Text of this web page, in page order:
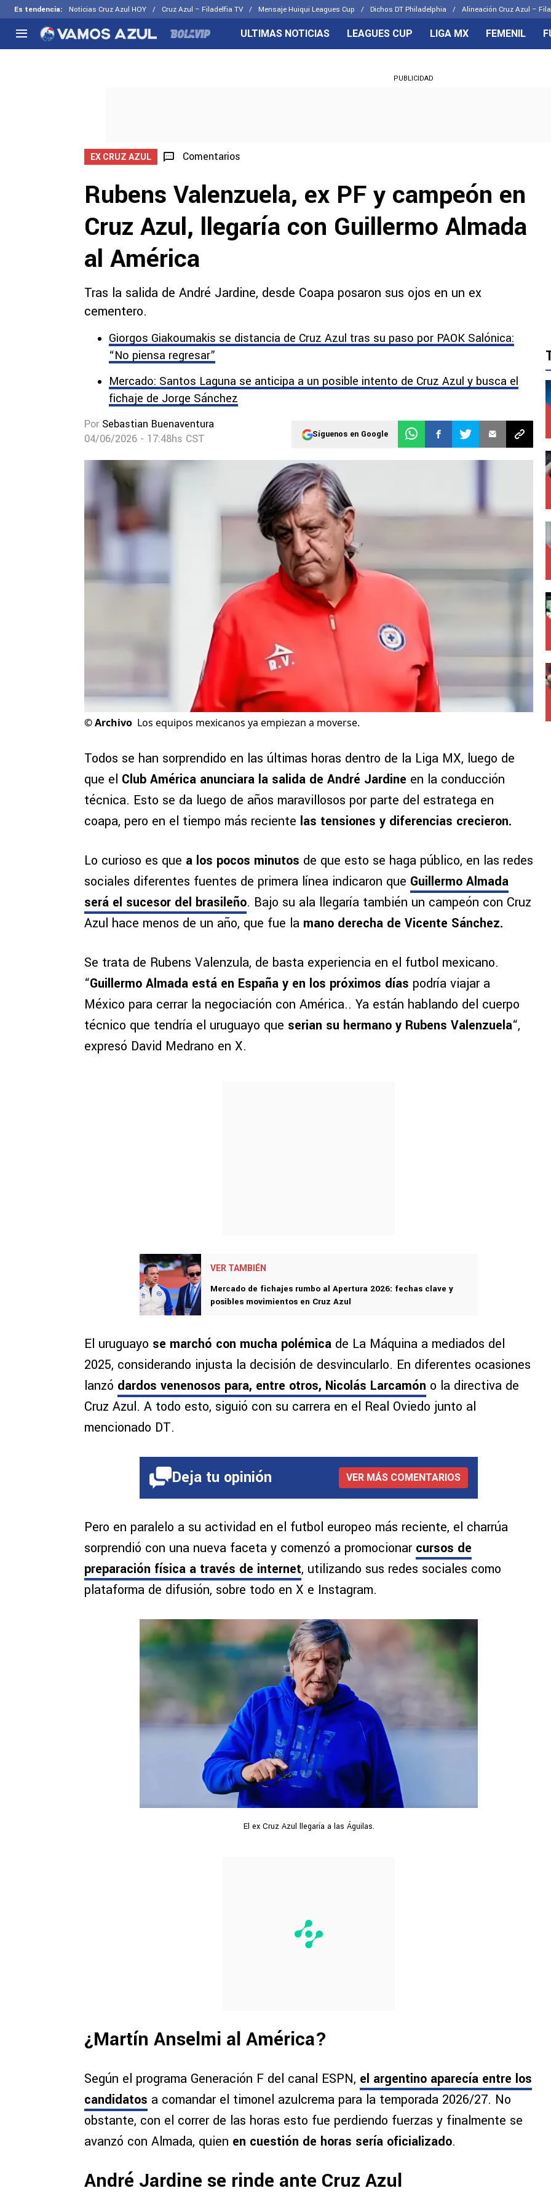
Es tendencia: Noticias Cruz Azul HOY Cruz Azul – Filadelfia TV Mensaje Huiqui Leagues Cup Dichos DT Philadelphia Alineación Cruz Azul –
Selección Mexicana
CELESTES
ULTIMAS NOTICIAS LEAGUES CUP LIGA MX FEMENIL
PUBLICIDAD
EX CRUZ AZUL Comentarios
Rubens Valenzuela, ex PF y campeón en
Cruz Azul, llegaría con Guillermo Almada
al América
Tras la salida de André Jardine, desde Coapa posaron sus ojos en un ex
cementero.
Giorgos Giakoumakis se distancia de Cruz Azul tras su paso por PAOK Salónica:
“No piensa regresar”
Mercado: Santos Laguna se anticipa a un posible intento de Cruz Azul y busca el
fichaje de Jorge Sánchez
Por Sebastian Buenaventura
04/06/2026 - 17:48hs CST
Síguenos en Google
©Archivo Los equipos mexicanos ya empiezan a moverse.
Todos se han sorprendido en las últimas horas dentro de la Liga MX, luego de
que el Club América anunciara la salida de André Jardine en la conducción
técnica. Esto se da luego de años maravillosos por parte del estratega en
coapa, pero en el tiempo más reciente las tensiones y diferencias crecieron.
Lo curioso es que a los pocos minutos de que esto se haga público, en las redes
sociales diferentes fuentes de primera línea indicaron que Guillermo Almada
será el sucesor del brasileño. Bajo su ala llegaría también un campeón con Cruz
Azul hace menos de un año, que fue la mano derecha de Vicente Sánchez.
Se trata de Rubens Valenzula, de basta experiencia en el futbol mexicano.
“Guillermo Almada está en España y en los próximos días podría viajar a
México para cerrar la negociación con América.. Ya están hablando del cuerpo
técnico que tendría el uruguayo que serian su hermano y Rubens Valenzuela“,
expresó David Medrano en X.
VER TAMBIÉN
Mercado de fichajes rumbo al Apertura 2026: fechas clave y
posibles movimientos en Cruz Azul
El uruguayo se marchó con mucha polémica de La Máquina a mediados del
2025, considerando injusta la decisión de desvincularlo. En diferentes ocasiones
lanzó dardos venenosos para, entre otros, Nicolás Larcamón o la directiva de
Cruz Azul. A todo esto, siguió con su carrera en el Real Oviedo junto al
mencionado DT.
Deja tu opinión VER MÁS COMENTARIOS
Pero en paralelo a su actividad en el futbol europeo más reciente, el charrúa
sorprendió con una nueva faceta y comenzó a promocionar cursos de
preparación física a través de internet, utilizando sus redes sociales como
plataforma de difusión, sobre todo en X e Instagram.
El ex Cruz Azul llegaría a las Águilas.
¿Martín Anselmi al América?
Según el programa Generación F del canal ESPN, el argentino aparecía entre los
candidatos a comandar el timonel azulcrema para la temporada 2026/27. No
obstante, con el correr de las horas esto fue perdiendo fuerzas y finalmente se
avanzó con Almada, quien en cuestión de horas sería oficializado.
André Jardine se rinde ante Cruz Azul